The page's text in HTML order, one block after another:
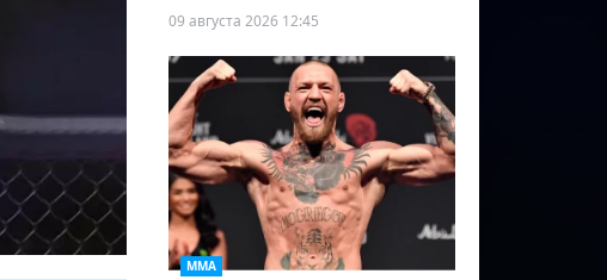
09 августа 2026 12:45
ММА